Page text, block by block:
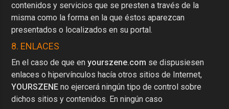
contenidos y servicios que se presten a través de la
misma como la forma en la que éstos aparezcan
presentados o localizados en su portal.
8. ENLACES
En el caso de que enyourszene.com se dispusiesen
enlaces o hipervínculos hacía otros sitios de Internet,
YOURSZENE no ejercerá ningún tipo de control sobre
dichos sitios y contenidos. En ningún caso